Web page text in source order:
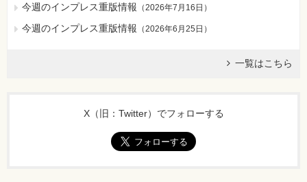
今週のインプレス重版情報 （2026年7月16日 ）
今週のインプレス重版情報 （2026年6月25日 ）
一覧はこちら
X（旧：Twitter）でフォローする